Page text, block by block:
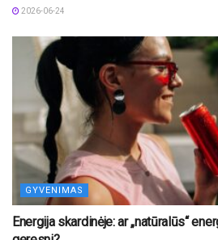
2026-06-24
GYVENIMAS
Energija skardinėje: ar „natūralūs“